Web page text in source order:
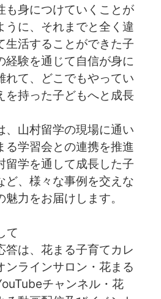
も身につけていくことが
うに、それまでと全く違
生活することができた子
経験を通じて自信が身に
れて、どこでもやってい
を持った子どもへと成長
、山村留学の現場に通い
る学習会との連携を推進
留学を通して成長した子
ど、様々な事例を交えな
力をお届けします。
て
答は、花まる子育てカレ
ンラインサロン・花まる
チャンネル・花